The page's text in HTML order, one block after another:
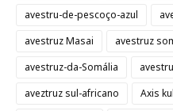
avestru-de-pescoço-azul
avestruz Masai
avestruz
avestruz-da-Somália
aveztruz sul-africano
Axis